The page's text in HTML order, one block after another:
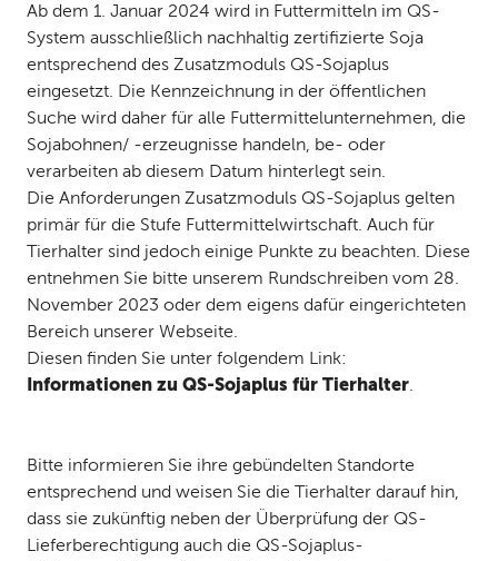
Ab dem 1. Januar 2024 wird in Futtermitteln im QS-
System ausschließlich nachhaltig zertifizierte Soja
entsprechend des Zusatzmoduls QS-Sojaplus
eingesetzt. Die Kennzeichnung in der öffentlichen
Suche wird daher für alle Futtermittelunternehmen, die
Sojabohnen/ -erzeugnisse handeln, be- oder
verarbeiten ab diesem Datum hinterlegt sein.
Die Anforderungen Zusatzmoduls QS-Sojaplus gelten
primär für die Stufe Futtermittelwirtschaft. Auch für
Tierhalter sind jedoch einige Punkte zu beachten. Diese
entnehmen Sie bitte unserem Rundschreiben vom 28.
November 2023 oder dem eigens dafür eingerichteten
Bereich unserer Webseite.
Diesen finden Sie unter folgendem Link:
Informationen zu QS-Sojaplus für Tierhalter.
Bitte informieren Sie ihre gebündelten Standorte
entsprechend und weisen Sie die Tierhalter darauf hin,
dass sie zukünftig neben der Überprüfung der QS-
Lieferberechtigung auch die QS-Sojaplus-